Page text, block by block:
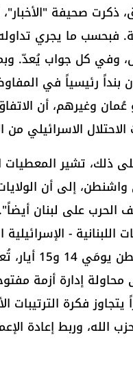
صحيفة
فبحسب ما يجري
كل جواب يُعدّ.
بنداً رئيسياً في
وغيرهم، أن
الاسرائيلي من
ذلك، تشير
إلى أن
على لبنان أيضاً".
اللبنانية -
الخارجية
محاولة إدارة أزمة
فكرة الترتيبات
وربط إعادة